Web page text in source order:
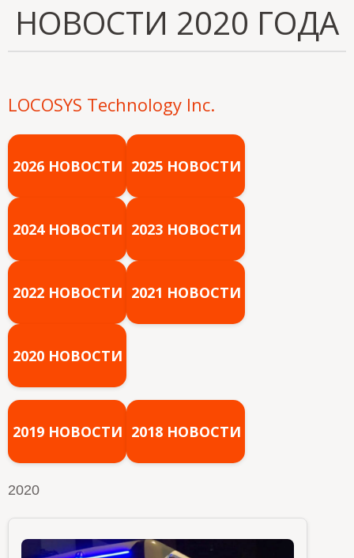
НОВОСТИ 2020 ГОДА
LOCOSYS Technology Inc.
2026 НОВОСТИ 2025 НОВОСТИ
2024 НОВОСТИ 2023 НОВОСТИ
2022 НОВОСТИ 2021 НОВОСТИ
2020 НОВОСТИ
2019 НОВОСТИ 2018 НОВОСТИ
2020